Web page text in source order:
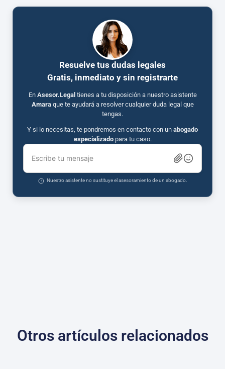
Resuelve tus dudas legales
Gratis, inmediato y sin registrarte
En Asesor.Legal tienes a tu disposición a nuestro asistente
Amaraque te ayudará a resolver cualquier duda legal que
tengas.
Y si lo necesitas, te pondremos en contacto con un abogado
especializadopara tu caso.
Escribe tu mensaje
Nuestro asistente no sustituye el asesoramiento de un abogado.
Otros artículos relacionados